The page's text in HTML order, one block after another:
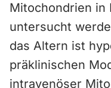
Mitochondrien in
untersucht
das Altern ist
präklinischen
intravenöser